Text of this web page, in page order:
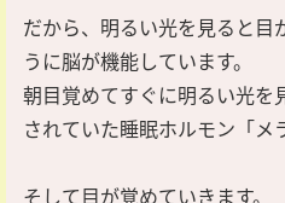
だから、明るい光を見ると目
うに脳が機能しています。
朝目覚めてすぐに明るい光を
されていた睡眠ホルモン「メ
そして目が覚めていきます。